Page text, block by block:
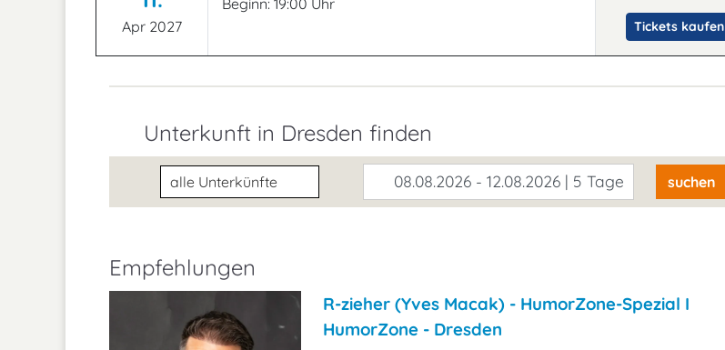
Apr 2027
Beginn: 19:00 Uhr
Tickets kaufen
Unterkunft in Dresden finden
Unterkunftsart 08.08.2026 - 12.08.2026 | 5 Tage suchen
Empfehlungen
R-zieher (Yves Macak) - HumorZone-Spezial I
HumorZone - Dresden